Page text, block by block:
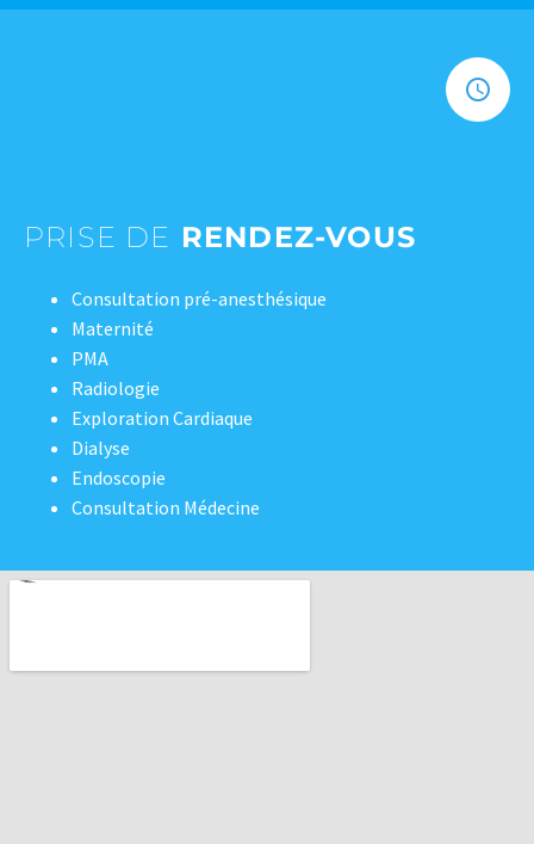
PRISE DE RENDEZ-VOUS
Consultation pré-anesthésique
Maternité
PMA
Radiologie
Exploration Cardiaque
Dialyse
Endoscopie
Consultation Médecine